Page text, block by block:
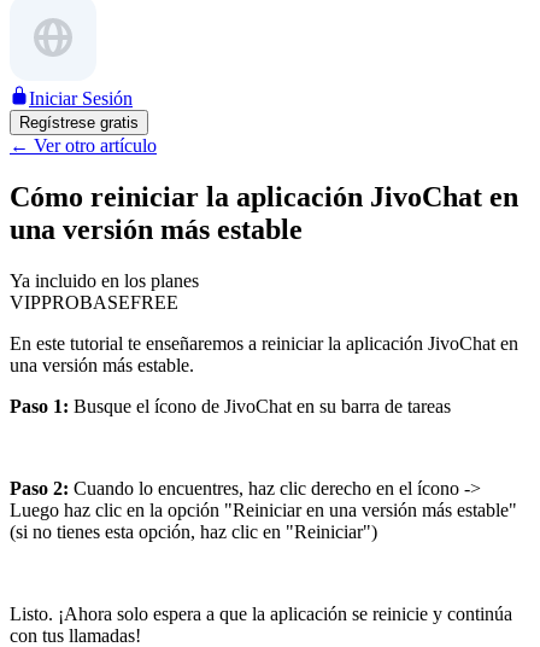
Iniciar Sesión
Regístrese gratis
← Ver otro artículo
Cómo reiniciar la aplicación JivoChat en
una versión más estable
Ya incluido en los planes
VIPPROBASEFREE
En este tutorial te enseñaremos a reiniciar la aplicación JivoChat en
una versión más estable.
Paso 1: Busque el ícono de JivoChat en su barra de tareas
Paso 2: Cuando lo encuentres, haz clic derecho en el ícono ->
Luego haz clic en la opción "Reiniciar en una versión más estable"
(si no tienes esta opción, haz clic en "Reiniciar")
Listo. ¡Ahora solo espera a que la aplicación se reinicie y continúa
con tus llamadas!